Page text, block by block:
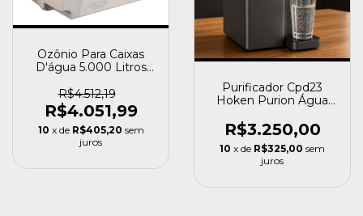
Ozônio Para Caixas
D'água 5.000 Litros
R$4.512,19
R$4.051,99
10 x de R$405,20 sem
juros
Purificador Cpd23
Hoken Purion Água
R$3.250,00
10 x de R$325,00 sem
juros